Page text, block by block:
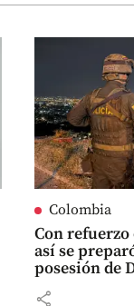
Colombia
Con refuerzo
así se
posesión de
share